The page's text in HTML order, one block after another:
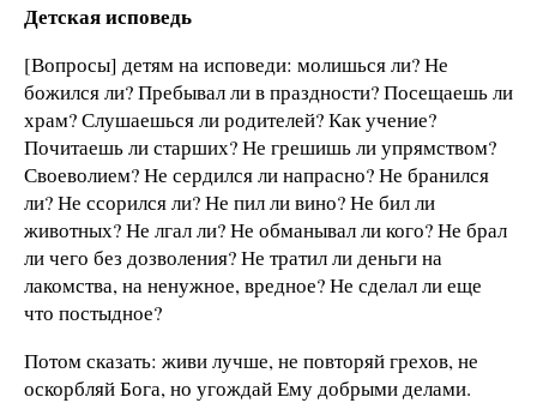
Детская исповедь
[Вопросы] детям на исповеди: молишься ли? Не
божился ли? Пребывал ли в праздности? Посещаешь ли
храм? Слушаешься ли родителей? Как учение?
Почитаешь ли старших? Не грешишь ли упрямством?
Своеволием? Не сердился ли напрасно? Не бранился
ли? Не ссорился ли? Не пил ли вино? Не бил ли
животных? Не лгал ли? Не обманывал ли кого? Не брал
ли чего без дозволения? Не тратил ли деньги на
лакомства, на ненужное, вредное? Не сделал ли еще
что постыдное?
Потом сказать: живи лучше, не повторяй грехов, не
оскорбляй Бога, но угождай Ему добрыми делами.